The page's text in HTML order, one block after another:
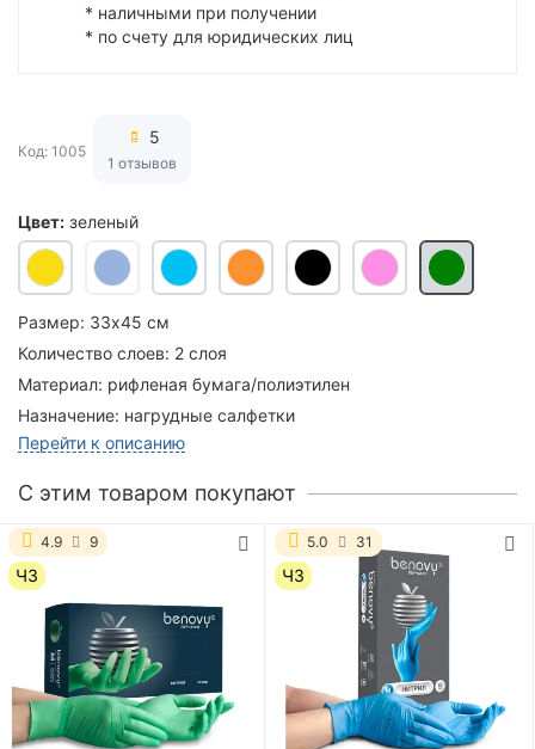
Цвет: зеленый
Размер: 33х45 см
Количество слоев: 2 слоя
Материал: рифленая бумага/полиэтилен
Назначение: нагрудные салфетки
Перейти к описанию
* наличными при получении
* по счету для юридических лиц
Код: 1005
5
1 отзывов
C этим товаром покупают
4.9 9
ЧЗ
5.0 31
ЧЗ